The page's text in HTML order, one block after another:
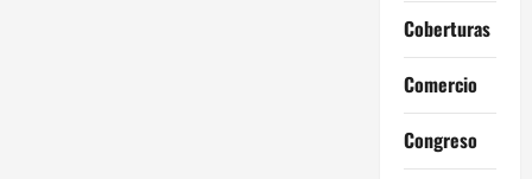
Coberturas
Comercio
Congreso